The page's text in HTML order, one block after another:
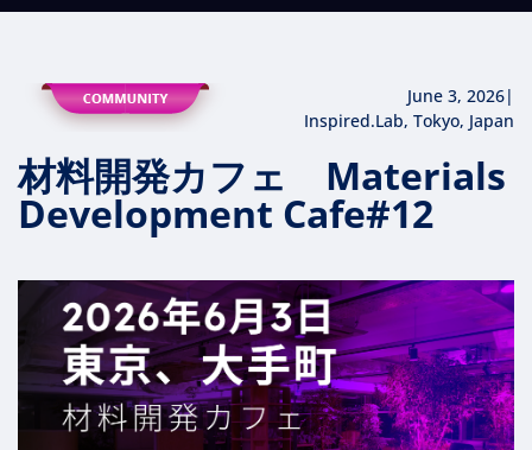
June 3, 2026|
Inspired.Lab, Tokyo, Japan
材料開発カフェ Materials
Development Cafe#12